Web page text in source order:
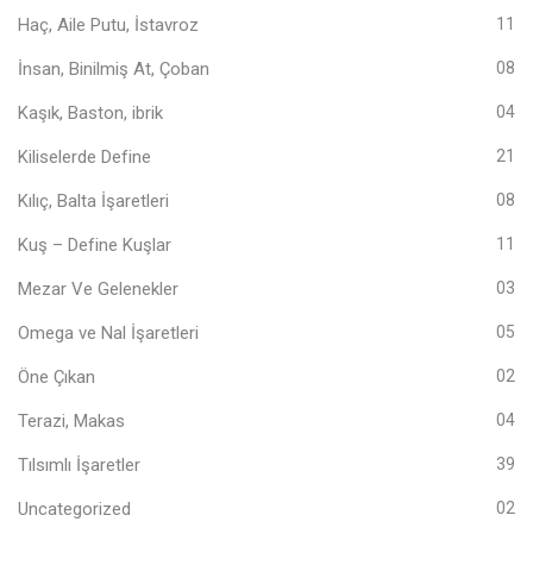
Haç, Aile Putu, İstavroz 11
İnsan, Binilmiş At, Çoban 08
Kaşık, Baston, ibrik 04
Kiliselerde Define 21
Kılıç, Balta İşaretleri 08
Kuş – Define Kuşlar 11
Mezar Ve Gelenekler 03
Omega ve Nal İşaretleri 05
Öne Çıkan 02
Terazi, Makas 04
Tılsımlı İşaretler 39
Uncategorized 02